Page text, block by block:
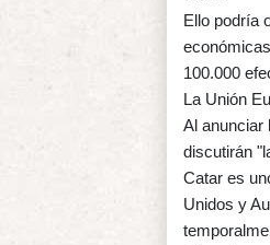
Ello podría
100.000
La Unión
Al anunciar
discutirán
Catar es
Unidos y